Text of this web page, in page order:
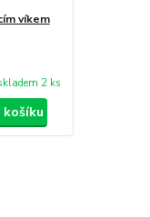
víkem
2 ks